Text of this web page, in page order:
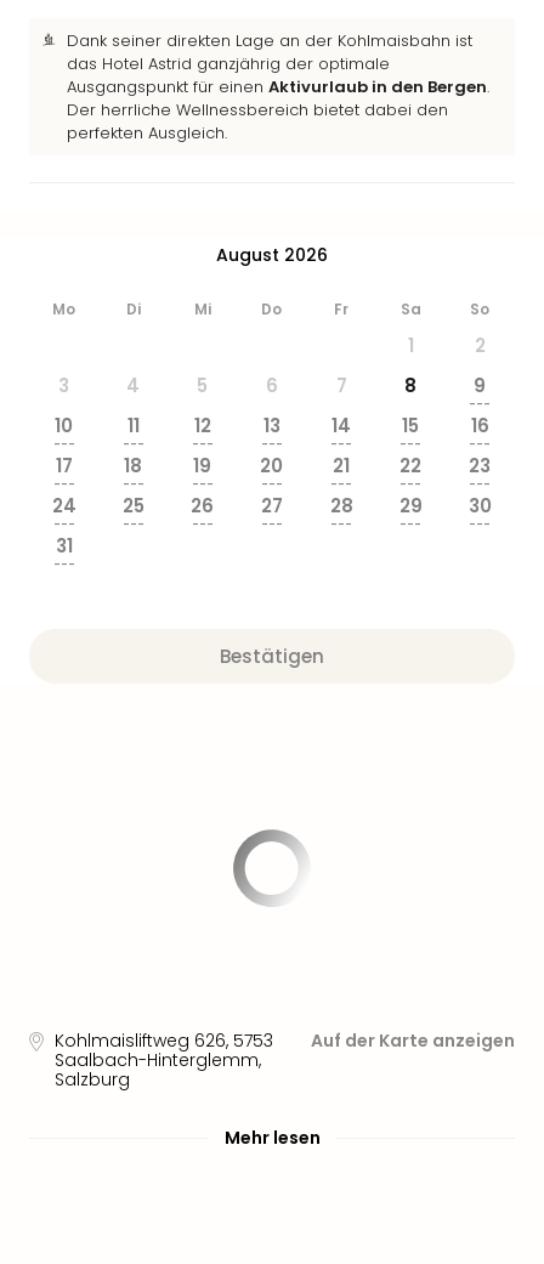
Dank seiner direkten Lage an der Kohlmaisbahn ist
das Hotel Astrid ganzjährig der optimale
Ausgangspunkt für einen Aktivurlaub in den Bergen.
Der herrliche Wellnessbereich bietet dabei den
perfekten Ausgleich.
August 2026
Mo Di Mi Do Fr Sa So
1
2
3
4 5 6 7 8 9
---
10
---
11
---
12
---
13
---
14
---
15
---
16
---
17
---
18
---
19
---
20
---
21
---
22
---
23
---
24
---
25
---
26
---
27
---
28
---
29
---
30
---
31
---
Bestätigen
Kohlmaisliftweg 626, 5753
Saalbach-Hinterglemm,
Salzburg
Auf der Karte anzeigen
Mehr lesen